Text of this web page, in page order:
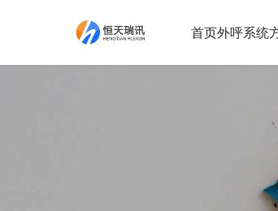
首页外呼系统